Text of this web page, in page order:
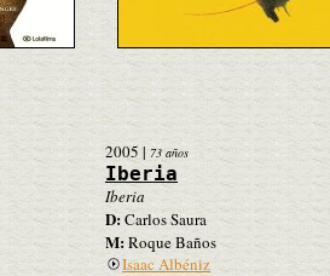
2005 | 73 años
Iberia
Iberia
D:Carlos Saura
M:Roque Baños
Isaac Albéniz